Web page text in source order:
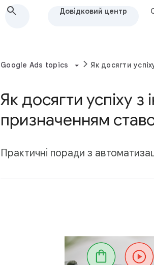
Довідковий центр
Google Ads topics Як досягти
Як досягти успіху з
призначенням
Практичні поради з